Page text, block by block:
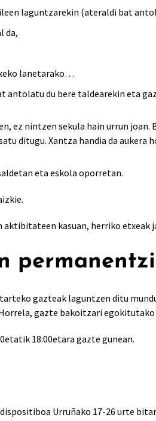
laguntzarekin (ateraldi bat
da,
lanetarako…
antolatu du bere taldearekin eta
ez nintzen sekula hain urrun
ditugu. Xantza handia da aukera
eta eskola oporretan.
kasuan, herriko etxeak
gazteak laguntzen ditu
gazte bakoitzari
18:00etara gazte gunean.
Urruñako 17-26 urte